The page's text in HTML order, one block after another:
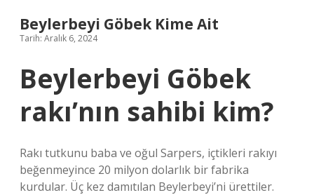
Beylerbeyi Göbek Kime Ait
Tarih: Aralık 6, 2024
Beylerbeyi Göbek
rakı’nın sahibi kim?
Rakı tutkunu baba ve oğul Sarpers, içtikleri rakıyı
beğenmeyince 20 milyon dolarlık bir fabrika
kurdular. Üç kez damıtılan Beylerbeyi’ni ürettiler.